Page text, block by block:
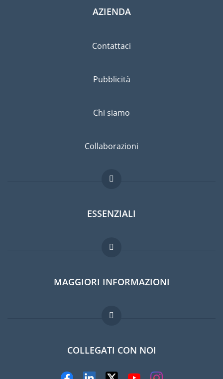
AZIENDA
Contattaci
Pubblicità
Chi siamo
Collaborazioni
ESSENZIALI
Forum per expat
Guida per expat
Lavori all'estero
MAGGIORI INFORMAZIONI
Domande frequenti
COLLEGATI CON NOI